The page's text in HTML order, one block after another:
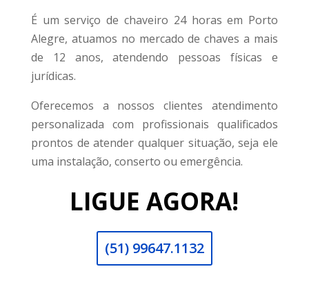
É um serviço de chaveiro 24 horas em Porto
Alegre, atuamos no mercado de chaves a mais
de 12 anos, atendendo pessoas físicas e
jurídicas.
Oferecemos a nossos clientes atendimento
personalizada com profissionais qualificados
prontos de atender qualquer situação, seja ele
uma instalação, conserto ou emergência.
LIGUE AGORA!
(51) 99647.1132